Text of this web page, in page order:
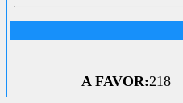
A FAVOR:218